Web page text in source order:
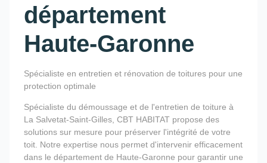
département
Haute-Garonne
Spécialiste en entretien et rénovation de toitures pour une
protection optimale
Spécialiste du démoussage et de l'entretien de toiture à
La Salvetat-Saint-Gilles, CBT HABITAT propose des
solutions sur mesure pour préserver l'intégrité de votre
toit. Notre expertise nous permet d'intervenir efficacement
dans le département de Haute-Garonne pour garantir une